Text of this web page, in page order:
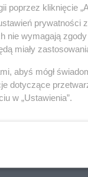
poprzez kliknięcie
prywatności
nie wymagają
miały
abyś mógł
dotyczące
w „Ustawienia”.